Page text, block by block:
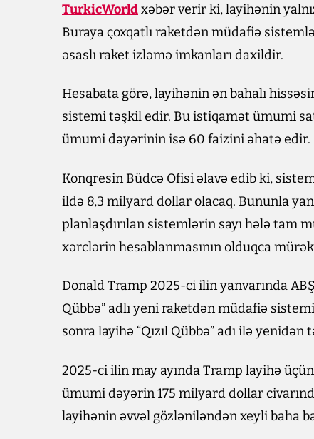
TurkicWorldxəbər verir ki, layihənin
Buraya çoxqatlı raketdən müdafiə
əsaslı raket izləmə imkanları daxildir.
Hesabata görə, layihənin ən bahalı
sistemi təşkil edir. Bu istiqamət ümumi
ümumi dəyərinin isə 60 faizini əhatə edir.
Konqresin Büdcə Ofisi əlavə edib ki,
ildə 8,3 milyard dollar olacaq. Bununla
planlaşdırılan sistemlərin sayı hələ tam
xərclərin hesablanmasının olduqca
Donald Tramp 2025-ci ilin yanvarında
Qübbə” adlı yeni raketdən müdafiə
sonra layihə “Qızıl Qübbə” adı ilə
2025-ci ilin may ayında Tramp layihə
ümumi dəyərin 175 milyard dollar
layihənin əvvəl gözləniləndən xeyli baha